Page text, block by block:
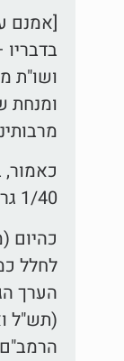
[אמנם
ושו"ת
ומנחת
1/40 גרם כסף צרוף לכן במטבע שניתן לרכוש בה גרם כסף ניתן לחלל בה מע"ש ארבעים פעם.
לחלל
הערך
(תש"ל